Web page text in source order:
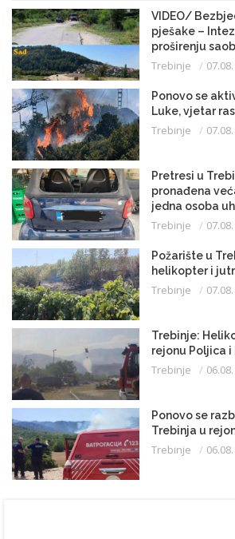
VIDEO/
pješake –
proširenju
Trebinje
Ponovo se
Luke, vjetar
Trebinje
Pretresi u
pronađena
jedna osoba
Trebinje
Požarište u
helikopter i
Trebinje
Trebinje:
rejonu Poljica i
Trebinje
Ponovo se
Trebinja u
Trebinje